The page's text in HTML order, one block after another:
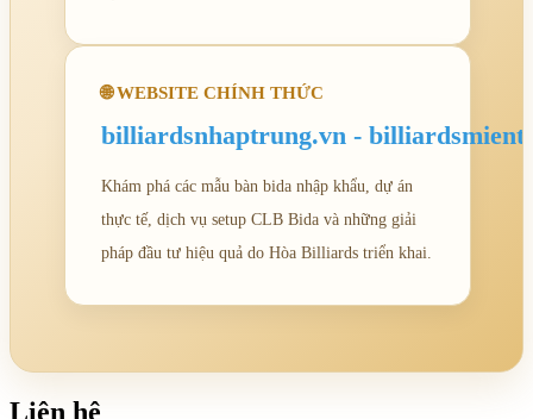
🌐 WEBSITE CHÍNH THỨC
billiardsnhaptrung.vn -
Khám phá các mẫu bàn bida nhập khẩu, dự án
thực tế, dịch vụ setup CLB Bida và những giải
pháp đầu tư hiệu quả do Hòa Billiards triển khai.
Liên hệ